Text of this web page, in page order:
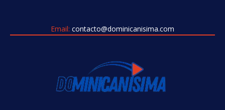
Email: contacto@dominicanisima.com